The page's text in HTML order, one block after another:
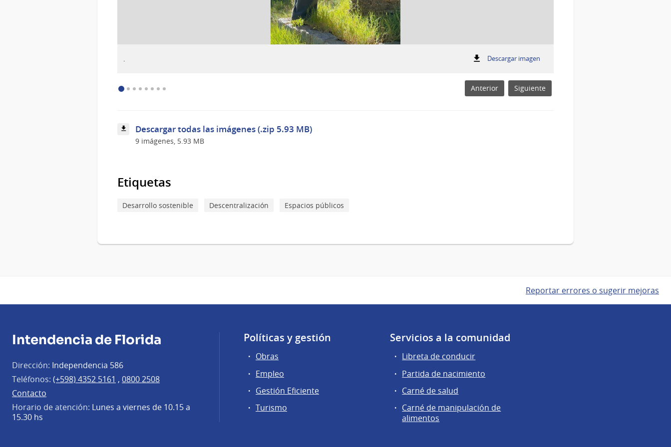
. Descargar imagen:
Anterior Siguiente
Descargar todas las imágenes (.zip 5.93 MB)
9 imágenes, 5.93 MB
Etiquetas
Desarrollo sostenible Descentralización Espacios públicos
Reportar errores o sugerir mejoras
Intendencia de Florida
Dirección: Independencia 586
Teléfonos: (+598) 4352 5161 , 0800 2508
Contacto
Horario de atención: Lunes a viernes de 10.15 a
15.30 hs
Políticas y gestión
Obras
Empleo
Gestión Eficiente
Turismo
Servicios a la comunidad
Libreta de conducir
Partida de nacimiento
Carné de salud
Carné de manipulación de
alimentos